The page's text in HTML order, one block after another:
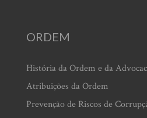
ORDEM
História da Ordem e da
Atribuições da Ordem
Prevenção de Riscos de